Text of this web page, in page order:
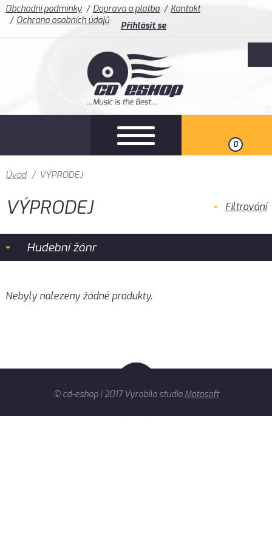
Obchodní podmínky Doprava a platba
Kontakt
Ochrana osobních údajů
Přihlásit se
0
Úvod / VÝPRODEJ
VÝPRODEJ Filtrování
Hudební žánr
Nebyly nalezeny žádné produkty.
© cd-eshop | 2017 Vyrobilo studio Matosoft